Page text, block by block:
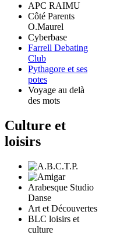
APC RAIMU
Côté Parents
O.Maurel
Cyberbase
Farrell Debating
Club
Pythagore et ses
potes
Voyage au delà
des mots
Culture et
loisirs
Arabesque Studio
Danse
Art et Découvertes
BLC loisirs et
culture